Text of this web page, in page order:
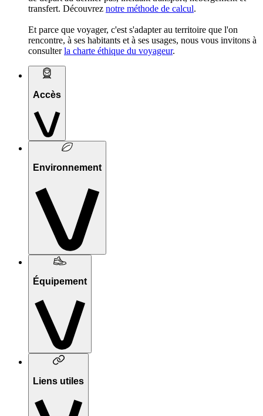
transfert. Découvrez notre méthode de calcul.
Et parce que voyager, c'est s'adapter au territoire que l'on
rencontre, à ses habitants et à ses usages, nous vous invitons à
consulterla charte éthique du voyageur.
Accès
Environnement
Équipement
Liens utiles